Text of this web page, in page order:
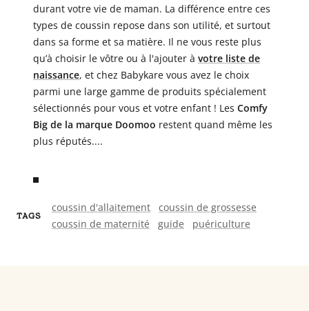
durant votre vie de maman. La différence entre ces
types de coussin repose dans son utilité, et surtout
dans sa forme et sa matière. Il ne vous reste plus
qu’à choisir le vôtre ou à l'ajouter à votre liste de
naissance, et chez Babykare vous avez le choix
parmi une large gamme de produits spécialement
sélectionnés pour vous et votre enfant ! Les Comfy
Big de la marque Doomoo restent quand même les
plus réputés....
TAGS
coussin d'allaitement
coussin de grossesse
coussin de maternité
guide puériculture